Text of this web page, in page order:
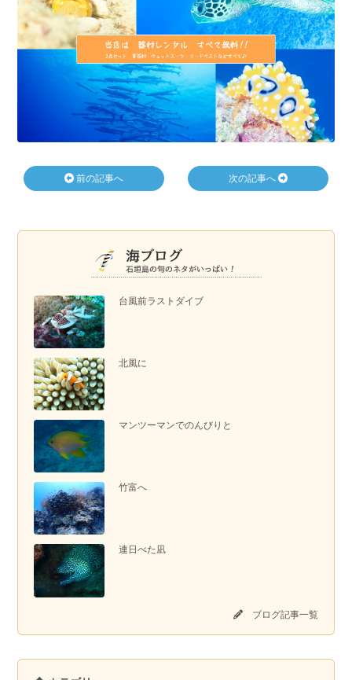
台風前ラストダイブ
北風に
マンツーマンでのんびりと
竹富へ
連日べた凪
ブログ記事一覧
前の記事へ 次の記事へ